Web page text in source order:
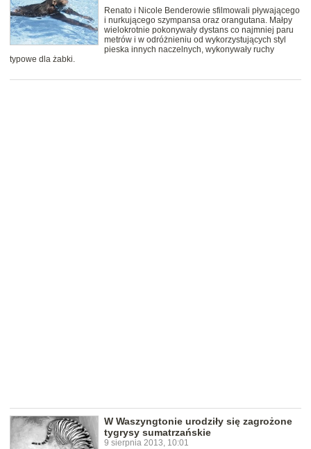
Renato i Nicole Benderowie sfilmowali pływającego
i nurkującego szympansa oraz orangutana. Małpy
wielokrotnie pokonywały dystans co najmniej paru
metrów i w odróżnieniu od wykorzystujących styl
pieska innych naczelnych, wykonywały ruchy
typowe dla żabki.
W Waszyngtonie urodziły się zagrożone
tygrysy sumatrzańskie
9 sierpnia 2013, 10:01